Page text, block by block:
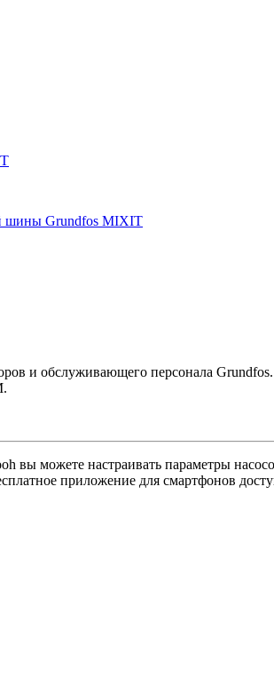
шины Grundfos MIXIT
и обслуживающего персонала
вы можете настраивать параметры
приложение для смартфонов